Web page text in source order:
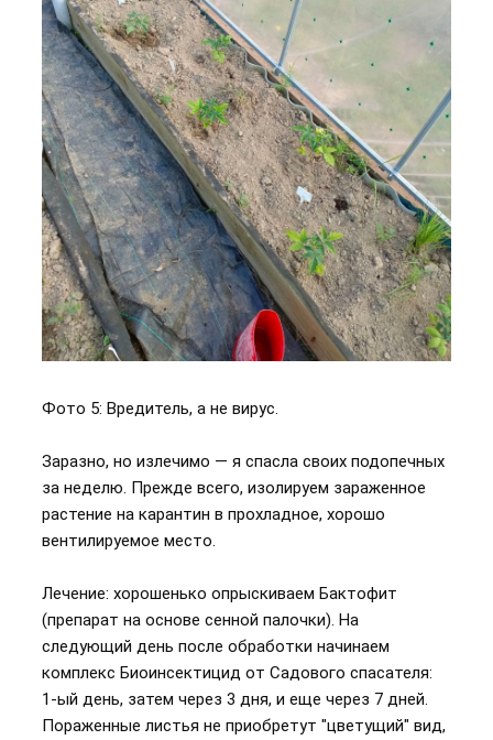
Фото 5: Вредитель, а не вирус.
Заразно, но излечимо — я спасла своих подопечных
за неделю. Прежде всего, изолируем зараженное
растение на карантин в прохладное, хорошо
вентилируемое место.
Лечение: хорошенько опрыскиваем Бактофит
(препарат на основе сенной палочки). На
следующий день после обработки начинаем
комплекс Биоинсектицид от Садового спасателя:
1-ый день, затем через 3 дня, и еще через 7 дней.
Пораженные листья не приобретут "цветущий" вид,